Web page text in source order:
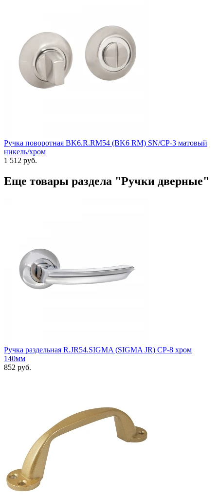
Ручка поворотная BK6.R.RM54 (BK6 RM) SN/CP-3 матовый
никель/хром
1 512 руб.
Еще товары раздела "Ручки дверные"
Ручка раздельная R.JR54.SIGMA (SIGMA JR) CP-8 хром
140мм
852 руб.